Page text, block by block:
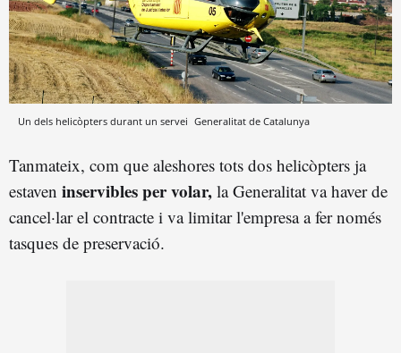
Un dels helicòpters durant un servei Generalitat de Catalunya
Tanmateix, com que aleshores tots dos helicòpters ja
estaven inservibles per volar, la Generalitat va haver de
cancel·lar el contracte i va limitar l'empresa a fer només
tasques de preservació.